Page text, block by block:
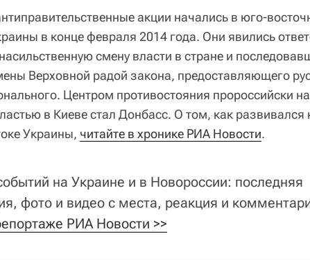
акции начались в юго-
в конце февраля 2014 года. Они явились
смену власти в стране и
Верховной радой закона, предоставляющего
Центром противостояния пророссийски
в Киеве стал Донбасс. О том, как развивался
Украины, читайте в хронике РИА Новости.
на Украине и в Новороссии: последняя
фото и видео с места, реакция и
РИА Новости >>